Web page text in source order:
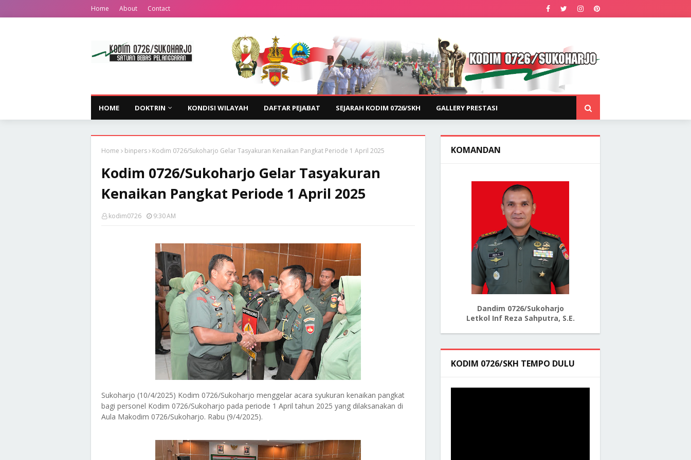
Home About Contact
HOME DOKTRIN KONDISI WILAYAH DAFTAR PEJABAT SEJARAH KODIM 0726/SKH GALLERY PRESTASI
Home binpers Kodim 0726/Sukoharjo Gelar Tasyakuran Kenaikan Pangkat Periode 1 April 2025
Kodim 0726/Sukoharjo Gelar Tasyakuran
Kenaikan Pangkat Periode 1 April 2025
kodim0726 9:30 AM
Sukoharjo (10/4/2025) Kodim 0726/Sukoharjo menggelar acara syukuran kenaikan pangkat
bagi personel Kodim 0726/Sukoharjo pada periode 1 April tahun 2025 yang dilaksanakan di
Aula Makodim 0726/Sukoharjo. Rabu (9/4/2025).
KOMANDAN
Dandim 0726/Sukoharjo
Letkol Inf Reza Sahputra, S.E.
KODIM 0726/SKH TEMPO DULU